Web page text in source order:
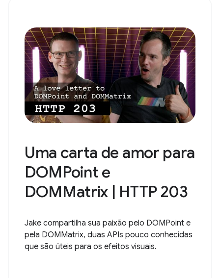
Uma carta de amor para
DOMPoint e
DOMMatrix | HTTP 203
Jake compartilha sua paixão pelo DOMPoint e
pela DOMMatrix, duas APIs pouco conhecidas
que são úteis para os efeitos visuais.